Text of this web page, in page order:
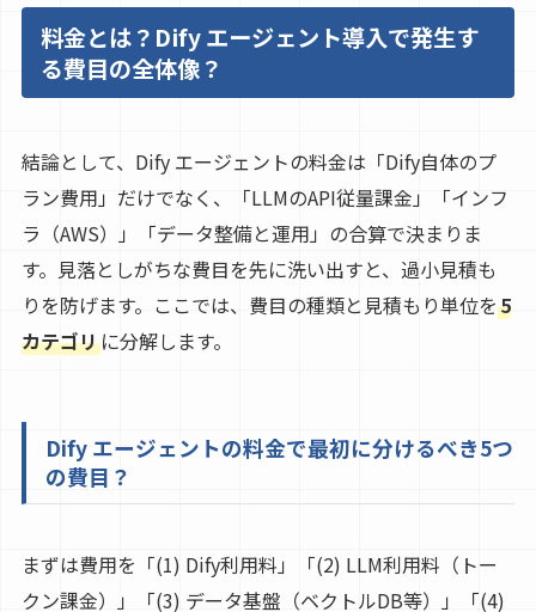
料金とは？Dify エージェント導入で発生す
る費目の全体像？
結論として、Dify エージェントの料金は「Dify自体のプ
ラン費用」だけでなく、「LLMのAPI従量課金」「インフ
ラ（AWS）」「データ整備と運用」の合算で決まりま
す。見落としがちな費目を先に洗い出すと、過小見積も
りを防げます。ここでは、費目の種類と見積もり単位を5
カテゴリに分解します。
Dify エージェントの料金で最初に分けるべき5つ
の費目？
まずは費用を「(1) Dify利用料」「(2) LLM利用料（トー
クン課金）」「(3) データ基盤（ベクトルDB等）」「(4)